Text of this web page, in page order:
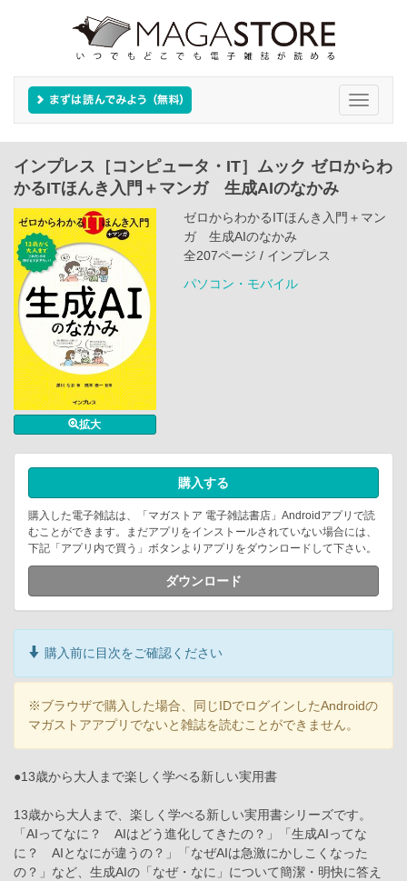
Toggle
インプレス［コンピュータ・IT］ムック ゼロからわ
かるITほんき入門＋マンガ 生成AIのなかみ
拡大
ゼロからわかるITほんき入門＋マン
ガ 生成AIのなかみ
全207ページ / インプレス
パソコン・モバイル
購入する
購入した電子雑誌は、「マガストア 電子雑誌書店」Androidアプリで読
むことができます。まだアプリをインストールされていない場合には、
下記「アプリ内で買う」ボタンよりアプリをダウンロードして下さい。
ダウンロード
購入前に目次をご確認ください
※ブラウザで購入した場合、同じIDでログインしたAndroidの
マガストアアプリでないと雑誌を読むことができません。
●13歳から大人まで楽しく学べる新しい実用書
13歳から大人まで、楽しく学べる新しい実用書シリーズです。
「AIってなに？ AIはどう進化してきたの？」「生成AIってな
に？ AIとなにが違うの？」「なぜAIは急激にかしこくなった
の？」など、生成AIの「なぜ・なに」について簡潔・明快に答え